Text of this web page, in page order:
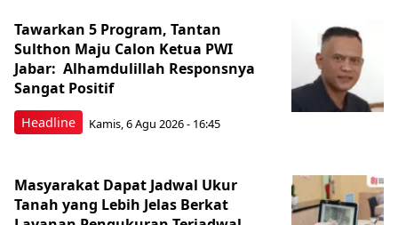
Headline
Tawarkan 5 Program, Tantan
Sulthon Maju Calon Ketua PWI
Jabar: Alhamdulillah Responsnya
Sangat Positif
Kamis, 6 Agu 2026 - 16:45
Masyarakat Dapat Jadwal Ukur
Tanah yang Lebih Jelas Berkat